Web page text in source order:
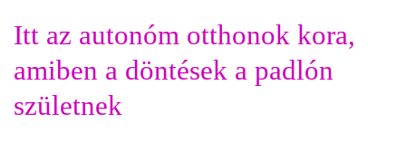
Itt az autonóm otthonok kora,
amiben a döntések a padlón
születnek